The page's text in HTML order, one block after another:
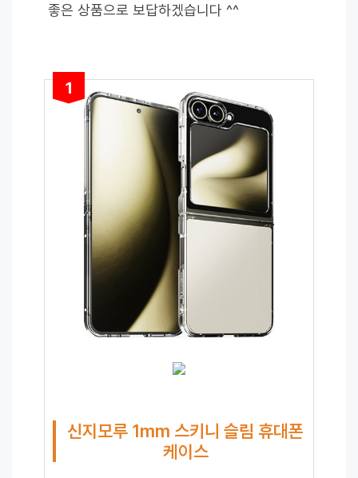
좋은 상품으로 보답하겠습니다 ^^
1
신지모루 1mm 스키니 슬림 휴대폰
케이스